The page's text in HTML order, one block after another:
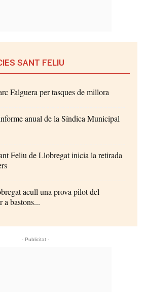
SANT FELIU
Falguera per tasques de millora
anual de la Síndica Municipal
Feliu de Llobregat inicia la retirada
acull una prova pilot del
a bastons...
- Publicitat -